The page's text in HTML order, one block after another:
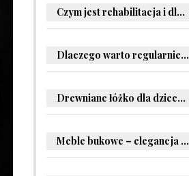
Czym jest rehabilitacja i dlaczego jest kluczowa dla powrotu do zdrowia?
Dlaczego warto regularnie odwiedzać stomatologa?
Drewniane łóżko dla dziecka – oryginalne pomysły na aranżację pokoju malucha
Meble bukowe – elegancja i trwałość w Twoim wnętrzu